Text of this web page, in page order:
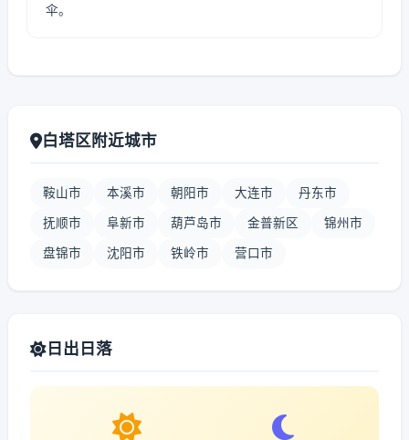
伞。
白塔区附近城市
鞍山市 本溪市 朝阳市 大连市 丹东市
抚顺市 阜新市 葫芦岛市 金普新区 锦州市
盘锦市 沈阳市 铁岭市 营口市
日出日落